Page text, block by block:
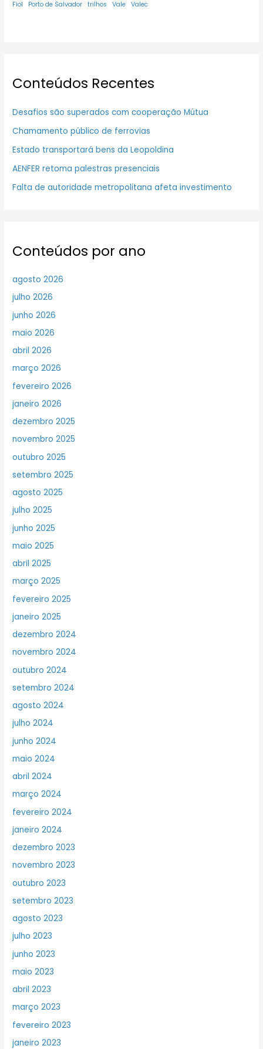
Fiol Porto de Salvador trilhos Vale Valec
Conteúdos Recentes
Desafios são superados com cooperação Mútua
Chamamento público de ferrovias
Estado transportará bens da Leopoldina
AENFER retoma palestras presenciais
Falta de autoridade metropolitana afeta investimento
Conteúdos por ano
agosto 2026
julho 2026
junho 2026
maio 2026
abril 2026
março 2026
fevereiro 2026
janeiro 2026
dezembro 2025
novembro 2025
outubro 2025
setembro 2025
agosto 2025
julho 2025
junho 2025
maio 2025
abril 2025
março 2025
fevereiro 2025
janeiro 2025
dezembro 2024
novembro 2024
outubro 2024
setembro 2024
agosto 2024
julho 2024
junho 2024
maio 2024
abril 2024
março 2024
fevereiro 2024
janeiro 2024
dezembro 2023
novembro 2023
outubro 2023
setembro 2023
agosto 2023
julho 2023
junho 2023
maio 2023
abril 2023
março 2023
fevereiro 2023
janeiro 2023